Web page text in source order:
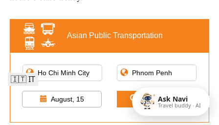
Asian Public Transportation
August, 15 Find Tickets
Ask Navi
Travel buddy · AI
🇮🇹 IT